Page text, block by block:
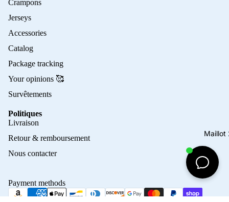
Crampons
Jerseys
Accessories
Catalog
Package tracking
Your opinions 🥰
Survêtements
Politiques
Livraison
Retour & remboursement
Nous contacter
Payment methods
Terms of sale